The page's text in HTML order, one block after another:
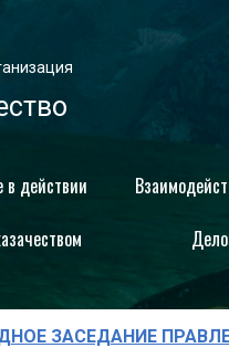
в действии
ЗАСЕДАНИЕ